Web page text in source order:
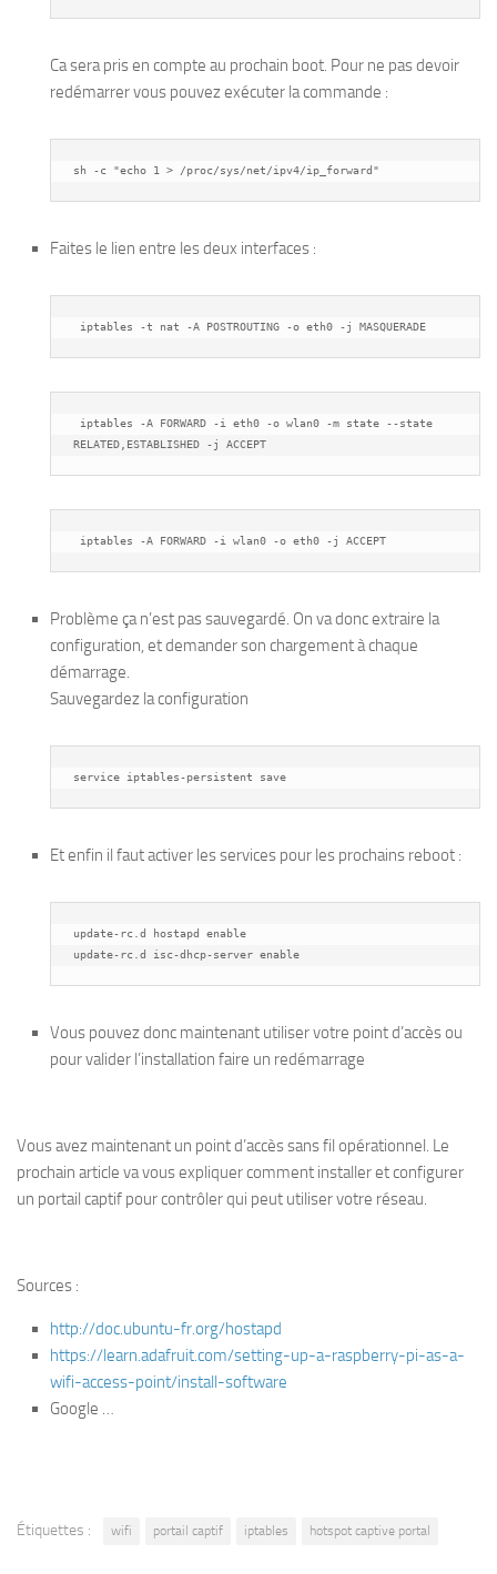
Ca sera pris en compte au prochain boot. Pour ne pas devoir
redémarrer vous pouvez exécuter la commande :
sh -c "echo 1 > /proc/sys/net/ipv4/ip_forward"
Faites le lien entre les deux interfaces :
iptables -t nat -A POSTROUTING -o eth0 -j MASQUERADE
RELATED,ESTABLISHED -j ACCEPT
iptables -A FORWARD -i wlan0 -o eth0 -j ACCEPT
Problème ça n’est pas sauvegardé. On va donc extraire la
configuration, et demander son chargement à chaque
démarrage.
Sauvegardez la configuration
service iptables-persistent save
Et enfin il faut activer les services pour les prochains reboot :
update-rc.d hostapd enable
update-rc.d isc-dhcp-server enable
Vous pouvez donc maintenant utiliser votre point d’accès ou
pour valider l’installation faire un redémarrage
Vous avez maintenant un point d’accès sans fil opérationnel. Le
prochain article va vous expliquer comment installer et configurer
un portail captif pour contrôler qui peut utiliser votre réseau.
Sources :
http://doc.ubuntu-fr.org/hostapd
https://learn.adafruit.com/setting-up-a-raspberry-pi-as-a-
wifi-access-point/install-software
Google …
Étiquettes : wifi portail captif iptables hotspot captive portal